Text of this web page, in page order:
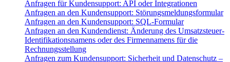
Anfragen für Kundensupport: API oder Integrationen
Anfragen an den Kundensupport: Störungsmeldungsformular
Anfragen an den Kundensupport: SQL-Formular
Anfragen an den Kundendienst: Änderung des Umsatzsteuer-
Identifikationsnamens oder des Firmennamens für die
Rechnungsstellung
Anfragen zum Kundensupport: Sicherheit und Datenschutz –